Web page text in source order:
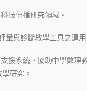
技傳播研究領域。
量與診斷教學工具之運用
援系統，協助中學數理
研究。